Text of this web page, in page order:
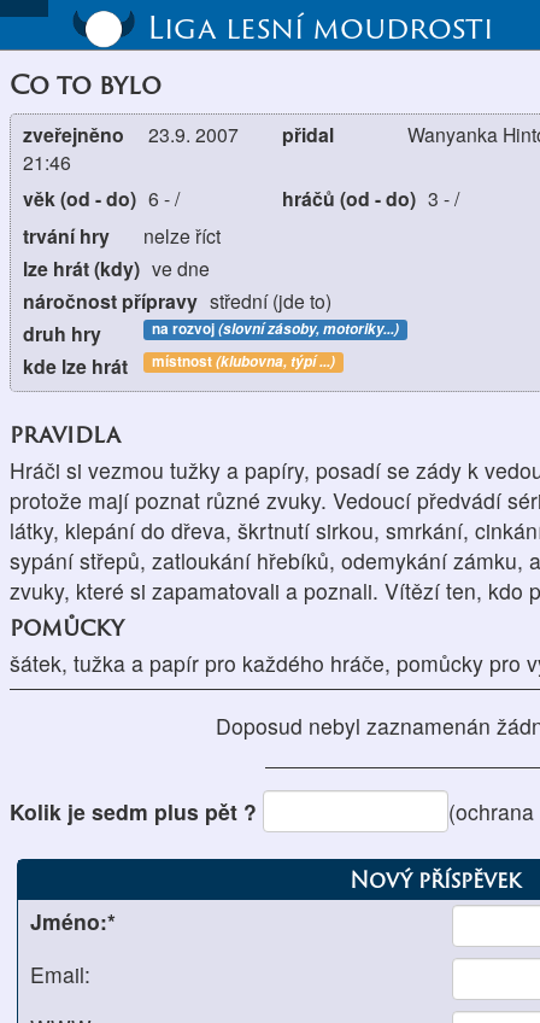
Liga lesní moudrosti
Co to bylo
zveřejněno
23.9. 2007
21:46
přidal Wanyanka
věk (od - do) 6 -/ hráčů (od - do) 3 -/
trvání hry nelze říct
lze hrát (kdy) ve dne
náročnost přípravy střední (jde to)
druh hry na rozvoj(slovní zásoby, motoriky...)
kde lze hrát místnost(klubovna, týpí ...)
pravidla
Hráči si vezmou tužky a papíry, posadí se zády k
protože mají poznat různé zvuky. Vedoucí předvádí
látky, klepání do dřeva, škrtnutí sirkou, smrkání,
sypání střepů, zatloukání hřebíků, odemykání zámku,
zvuky, které si zapamatovali a poznali. Vítězí ten, kdo
pomůcky
šátek, tužka a papír pro každého hráče, pomůcky pro
Doposud nebyl zaznamenán
Kolik je sedm plus pět ?
Nový příspěvek
Jméno:*
Email: